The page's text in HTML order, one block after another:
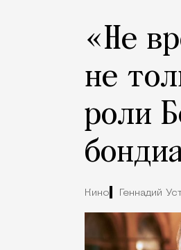
«Не
не
роли
Кино Геннадий